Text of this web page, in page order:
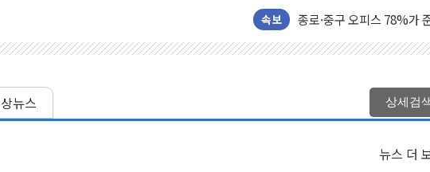
속보
종로·중구 오피스 78%가
법원, '관저 이전 봐주기
우크라, 러 탄도미사일
"5.18은 북한 지령" 설교
[내일날씨] 절기상 '입추'
뉴스 상세검
뉴스 더